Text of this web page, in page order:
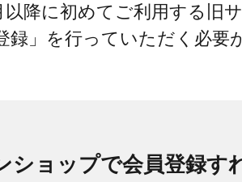
降に初めてご利用する旧
録」を行っていただく必要
ショップで会員登録す